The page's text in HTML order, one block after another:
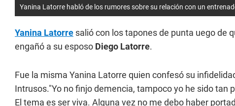
Yanina Latorre habló de los rumores sobre su relación con un
Yanina Latorre salió con los tapones de punta uego de
engañó a su esposo Diego Latorre.
Fue la misma Yanina Latorre quien confesó su
Intrusos."Yo no finjo demencia, tampoco yo he sido tan
El tema es ser viva. Alguna vez no me debo haber